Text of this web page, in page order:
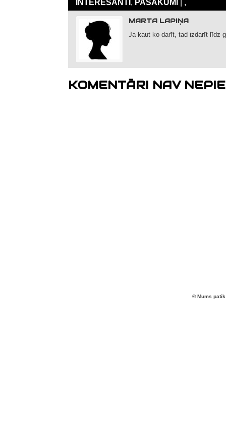
INTERESANTI, PASĀKUMI | ,
MARTA LAPIŅA
Ja kaut ko darīt, tad izdarīt līdz
KOMENTĀRI NAV
© Mums